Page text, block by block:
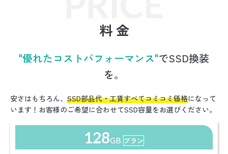
料 金
"優れたコストパフォーマンス"でSSD換装
を。
安さはもちろん、 SSD部品代・工賃すべてコミコミ価格になって
います！お客様のご希望に合わせてSSD容量をお選びください。
128GB プラン